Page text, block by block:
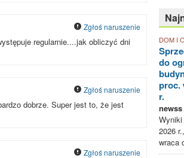
Zgłoś naruszenie
regularnie....jak obliczyć dni
Zgłoś naruszenie
dobrze. Super jest to, że jest
Zgłoś naruszenie
DOM I
do
proc.
r.
newss
2026
wraca